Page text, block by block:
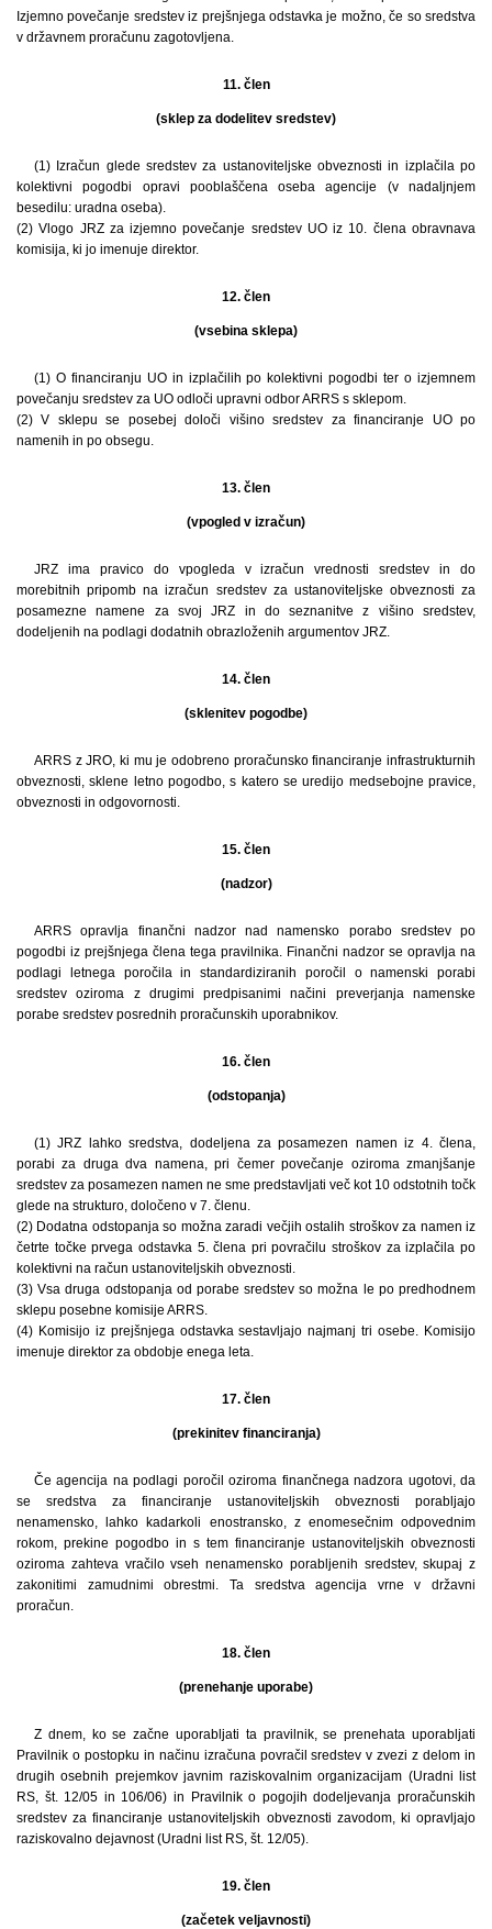
Izjemno povečanje sredstev iz prejšnjega odstavka je možno, če so sredstva
v državnem proračunu zagotovljena.
11. člen
(sklep za dodelitev sredstev)
(1) Izračun glede sredstev za ustanoviteljske obveznosti in izplačila po
kolektivni pogodbi opravi pooblaščena oseba agencije (v nadaljnjem
besedilu: uradna oseba).
(2) Vlogo JRZ za izjemno povečanje sredstev UO iz 10. člena obravnava
komisija, ki jo imenuje direktor.
12. člen
(vsebina sklepa)
(1) O financiranju UO in izplačilih po kolektivni pogodbi ter o izjemnem
povečanju sredstev za UO odloči upravni odbor ARRS s sklepom.
(2) V sklepu se posebej določi višino sredstev za financiranje UO po
namenih in po obsegu.
13. člen
(vpogled v izračun)
JRZ ima pravico do vpogleda v izračun vrednosti sredstev in do
morebitnih pripomb na izračun sredstev za ustanoviteljske obveznosti za
posamezne namene za svoj JRZ in do seznanitve z višino sredstev,
dodeljenih na podlagi dodatnih obrazloženih argumentov JRZ.
14. člen
(sklenitev pogodbe)
ARRS z JRO, ki mu je odobreno proračunsko financiranje infrastrukturnih
obveznosti, sklene letno pogodbo, s katero se uredijo medsebojne pravice,
obveznosti in odgovornosti.
15. člen
(nadzor)
ARRS opravlja finančni nadzor nad namensko porabo sredstev po
pogodbi iz prejšnjega člena tega pravilnika. Finančni nadzor se opravlja na
podlagi letnega poročila in standardiziranih poročil o namenski porabi
sredstev oziroma z drugimi predpisanimi načini preverjanja namenske
porabe sredstev posrednih proračunskih uporabnikov.
16. člen
(odstopanja)
(1) JRZ lahko sredstva, dodeljena za posamezen namen iz 4. člena,
porabi za druga dva namena, pri čemer povečanje oziroma zmanjšanje
sredstev za posamezen namen ne sme predstavljati več kot 10 odstotnih točk
glede na strukturo, določeno v 7. členu.
(2) Dodatna odstopanja so možna zaradi večjih ostalih stroškov za namen iz
četrte točke prvega odstavka 5. člena pri povračilu stroškov za izplačila po
kolektivni na račun ustanoviteljskih obveznosti.
(3) Vsa druga odstopanja od porabe sredstev so možna le po predhodnem
sklepu posebne komisije ARRS.
(4) Komisijo iz prejšnjega odstavka sestavljajo najmanj tri osebe. Komisijo
imenuje direktor za obdobje enega leta.
17. člen
(prekinitev financiranja)
Če agencija na podlagi poročil oziroma finančnega nadzora ugotovi, da
se sredstva za financiranje ustanoviteljskih obveznosti porabljajo
nenamensko, lahko kadarkoli enostransko, z enomesečnim odpovednim
rokom, prekine pogodbo in s tem financiranje ustanoviteljskih obveznosti
oziroma zahteva vračilo vseh nenamensko porabljenih sredstev, skupaj z
zakonitimi zamudnimi obrestmi. Ta sredstva agencija vrne v državni
proračun.
18. člen
(prenehanje uporabe)
Z dnem, ko se začne uporabljati ta pravilnik, se prenehata uporabljati
Pravilnik o postopku in načinu izračuna povračil sredstev v zvezi z delom in
drugih osebnih prejemkov javnim raziskovalnim organizacijam (Uradni list
RS, št. 12/05 in 106/06) in Pravilnik o pogojih dodeljevanja proračunskih
sredstev za financiranje ustanoviteljskih obveznosti zavodom, ki opravljajo
raziskovalno dejavnost (Uradni list RS, št. 12/05).
19. člen
(začetek veljavnosti)